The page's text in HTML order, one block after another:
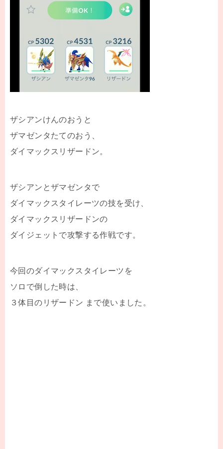
ザシアンけんのおうと
ザマゼンタたてのおう、
ダイマックスリザードン。
ザシアンとザマゼンタで
ダイマックスタイレーツの技を受け、
ダイマックスリザードンの
ダイジェットで攻撃する作戦です。
今回のダイマックスタイレーツを
ソロで倒した時は、
３体目のリザードン まで使いました。